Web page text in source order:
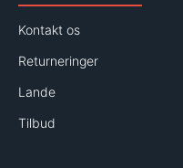
Kontakt os
Returneringer
Lande
Tilbud